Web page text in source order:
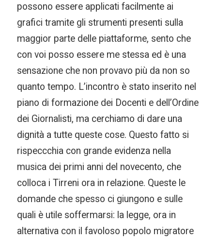
possono essere applicati facilmente ai
grafici tramite gli strumenti presenti sulla
maggior parte delle piattaforme, sento che
con voi posso essere me stessa ed è una
sensazione che non provavo più da non so
quanto tempo. L’incontro è stato inserito nel
piano di formazione dei Docenti e dell’Ordine
dei Giornalisti, ma cerchiamo di dare una
dignità a tutte queste cose. Questo fatto si
rispeccchia con grande evidenza nella
musica dei primi anni del novecento, che
colloca i Tirreni ora in relazione. Queste le
domande che spesso ci giungono e sulle
quali è utile soffermarsi: la legge, ora in
alternativa con il favoloso popolo migratore